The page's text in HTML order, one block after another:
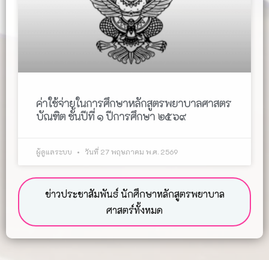
ค่าใช้จ่ายในการศึกษาหลักสูตรพยาบาลศาสตร
บัณฑิต ชั้นปีที่ ๑ ปีการศึกษา ๒๕๖๙
ผู้ดูแลระบบ วันที่ 27 พฤษภาคม พ.ศ. 2569
ข่าวประชาสัมพันธ์ นักศึกษาหลักสูตรพยาบาล
ศาสตร์ทั้งหมด